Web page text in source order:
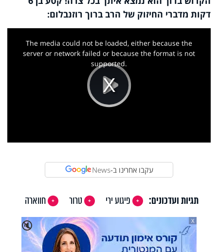
דקות מדברי החיזוק של הרב ברוך רוזנבלום:
Play
Video
This
The media could not be loaded, either because the
server or network failed or because the format is not
supported.
עקבו אחרינו ב-News
תגיות ועדכונים: פיגוע ירי טרור
חווארה
🔇
X